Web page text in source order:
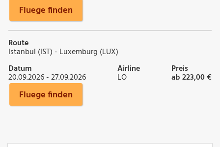
Fluege finden
Route
Istanbul (IST) - Luxemburg (LUX)
Datum
20.09.2026 - 27.09.2026
Airline
LO
Preis
ab 223,00 €
Fluege finden